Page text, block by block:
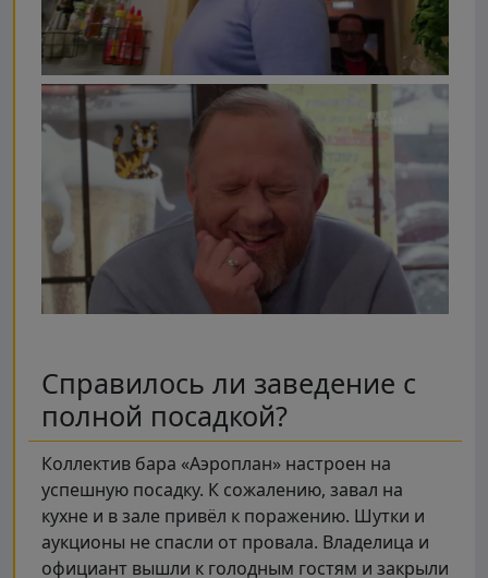
Справилось ли заведение с
полной посадкой?
Коллектив бара «Аэроплан» настроен на
успешную посадку. К сожалению, завал на
кухне и в зале привёл к поражению. Шутки и
аукционы не спасли от провала. Владелица и
официант вышли к голодным гостям и закрыли